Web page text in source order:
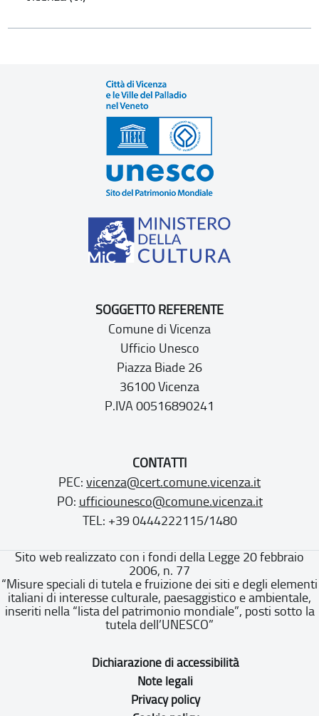
SOGGETTO REFERENTE
Comune di Vicenza
Ufficio Unesco
Piazza Biade 26
36100 Vicenza
P.IVA 00516890241
CONTATTI
PEC: vicenza@cert.comune.vicenza.it
PO: ufficiounesco@comune.vicenza.it
TEL: +39 0444222115/1480
Sito web realizzato con i fondi della Legge 20 febbraio
2006, n. 77
“Misure speciali di tutela e fruizione dei siti e degli elementi
italiani di interesse culturale, paesaggistico e ambientale,
inseriti nella “lista del patrimonio mondiale”, posti sotto la
tutela dell’UNESCO”
Dichiarazione di accessibilità
Note legali
Privacy policy